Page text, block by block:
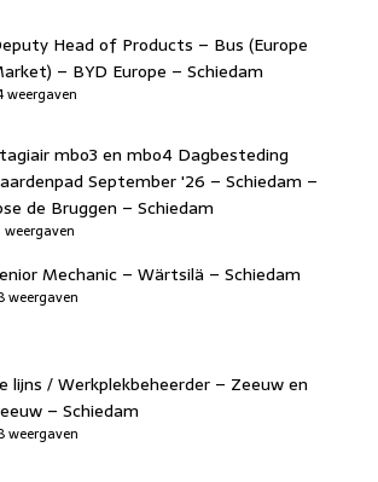
Head of Products – Bus (Europe
– BYD Europe – Schiedam
weergaven
mbo3 en mbo4 Dagbesteding
September '26 – Schiedam –
de Bruggen – Schiedam
weergaven
Mechanic – Wärtsilä – Schiedam
weergaven
lijns / Werkplekbeheerder – Zeeuw en
– Schiedam
weergaven